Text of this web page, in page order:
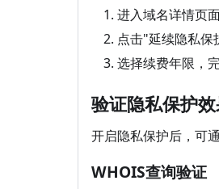
进入域名详情页
点击"延续隐私保
选择续费年限，
验证隐私保护
开启隐私保护后，可
WHOIS查询验证